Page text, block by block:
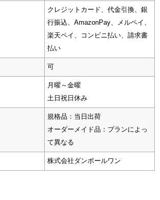
クレジットカード、代金引換、銀
行振込、AmazonPay、メルペイ、
楽天ペイ、コンビニ払い、請求書
払い
可
月曜～金曜
土日祝日休み
規格品：当日出荷
オーダーメイド品：プランによっ
て異なる
株式会社ダンボールワン